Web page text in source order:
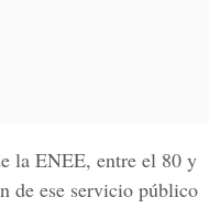
la ENEE, entre el 80 y
de ese servicio público